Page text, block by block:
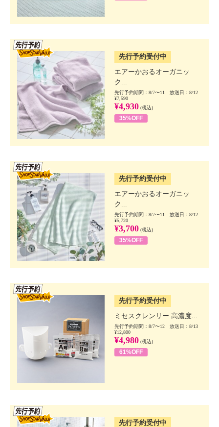
先行予約受付中
エアーかおるオーガニッ
ク...
先行予約期間：8/7〜11 放送日：8/12
¥7,590
¥4,930 (税込)
35%OFF
先行予約受付中
エアーかおるオーガニッ
ク...
先行予約期間：8/7〜11 放送日：8/12
¥5,720
¥3,700 (税込)
35%OFF
先行予約受付中
ミセスクレンリー 高濃度...
先行予約期間：8/7〜12 放送日：8/13
¥12,800
¥4,980 (税込)
61%OFF
先行予約受付中